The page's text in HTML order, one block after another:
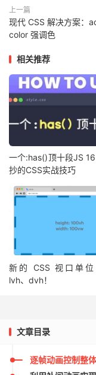
上一篇
现代 CSS 解决方案：
color 强调色
相关推荐
一个:has()顶十段JS
抄的CSS实战技巧
新的 CSS 视口单位
lvh、dvh！
文章目录
逐帧动画控制整